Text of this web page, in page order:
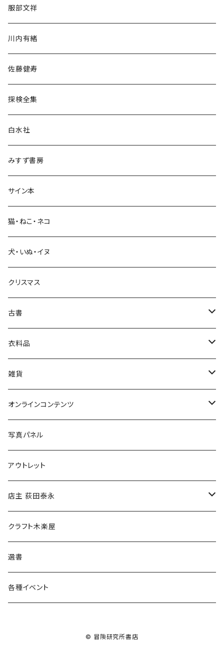
民族・風習
言語・ことば
生活・暮らし
芸術・絵画・写真
絵本・児童書
娯楽・エンターテインメント
服部文祥
川内有緒
佐藤健寿
探検全集
白水社
みすず書房
サイン本
猫・ねこ・ネコ
犬・いぬ・イヌ
クリスマス
古書
古書セット
美術
衣料品
POLEWARDS
Tシャツ
雑貨
バッグ
ブックカバー
マグカップ
傘
食料品
その他
オンラインコンテンツ
冒険クロストーク
写真パネル
アウトレット
店主 荻田泰永
書籍
ウェア
クラフト木楽屋
選書
各種イベント
© 冒険研究所書店